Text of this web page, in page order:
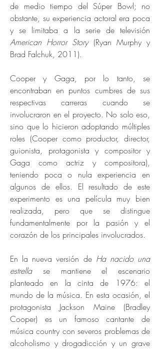
de medio tiempo del Súper Bowl; no
obstante, su experiencia actoral era poca
y se limitaba a la serie de televisión
American Horror Story (Ryan Murphy y
Brad Falchuk, 2011).
Cooper y Gaga, por lo tanto, se
encontraban en puntos cumbres de sus
respectivas carreras cuando se
involucraron en el proyecto. No solo eso,
sino que lo hicieron adoptando múltiples
roles (Cooper como productor, director,
guionista, protagonista y compositor y
Gaga como actriz y compositora),
teniendo poca o nula experiencia en
algunos de ellos. El resultado de este
experimento es una película muy bien
realizada, pero que se distingue
fundamentalmente por la pasión y el
corazón de los principales involucrados.
En la nueva versión de Ha nacido una
estrellase mantiene el escenario
planteado en la cinta de 1976: el
mundo de la música. En esta ocasión, el
protagonista Jackson Maine (Bradley
Cooper) es un famoso cantante de
música country con severos problemas de
alcoholismo y drogadicción y un grave